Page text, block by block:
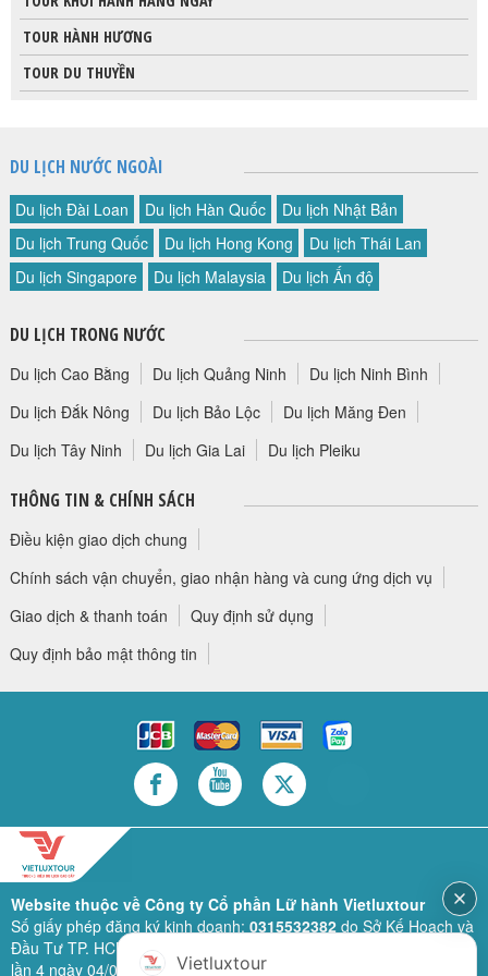
HỘP THƯ GÓP Ý
PROFILE HƯỚNG DẪN VIÊN
TUYỂN DỤNG
TOUR HÀNH HƯƠNG
TOUR DU THUYỀN
DU LỊCH NƯỚC NGOÀI
Du lịch Đài Loan Du lịch Hàn Quốc
Du lịch Nhật Bản
Du lịch Trung Quốc
Du lịch Hong Kong
Du lịch Thái Lan
Du lịch Singapore
Du lịch Malaysia Du lịch Ấn độ
DU LỊCH TRONG NƯỚC
Du lịch Cao Bằng Du lịch Quảng Ninh
Du lịch Ninh Bình
Du lịch Đắk Nông
Du lịch Bảo Lộc
Du lịch Măng Đen
Du lịch Tây Ninh
Du lịch Gia Lai Du lịch Pleiku
THÔNG TIN & CHÍNH SÁCH
Điều kiện giao dịch chung
Chính sách vận chuyển, giao nhận hàng và cung ứng dịch vụ
Giao dịch & thanh toán
Quy định sử dụng
Quy định bảo mật thông tin
Website thuộc về Công ty Cổ phần Lữ hành Vietluxtour
Số giấy phép đăng ký kinh doanh: 0315532382do Sở Kế Hoạch và
Đầu Tư TP. HCM cấp lần đầu ngày 28/02/2019 (sửa đổi bổ sung
lần 4 ngày 04/06/2024). Vietluxtour